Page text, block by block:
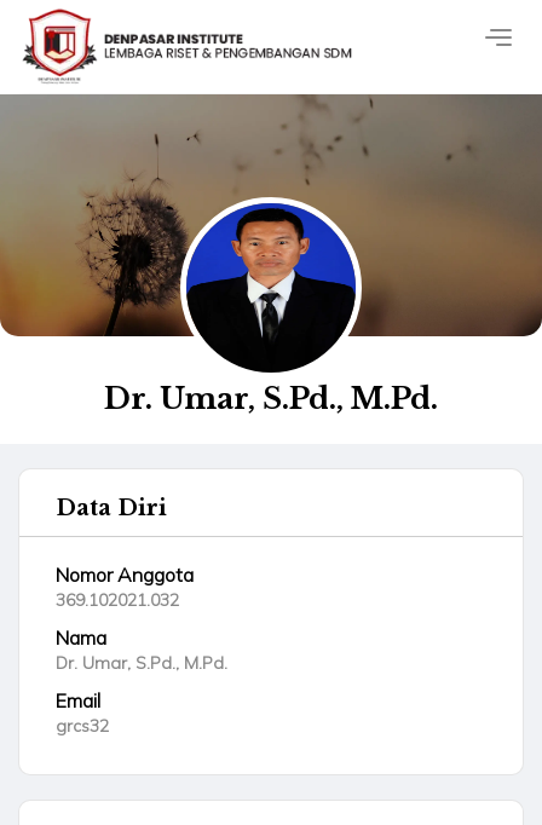
Dr. Umar, S.Pd., M.Pd.
Data Diri
Nomor Anggota
369.102021.032
Nama
Dr. Umar, S.Pd., M.Pd.
Email
grcs32